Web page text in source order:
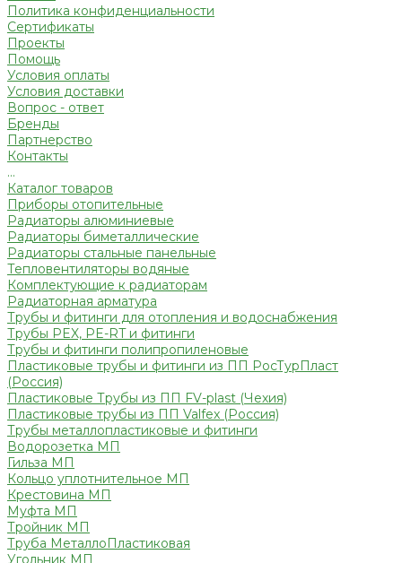
Политика конфиденциальности
Сертификаты
Проекты
Помощь
Условия оплаты
Условия доставки
Вопрос - ответ
Бренды
Партнерство
Контакты
...
Каталог товаров
Приборы отопительные
Радиаторы алюминиевые
Радиаторы биметаллические
Радиаторы стальные панельные
Тепловентиляторы водяные
Комплектующие к радиаторам
Радиаторная арматура
Трубы и фитинги для отопления и водоснабжения
Трубы PEX, PE-RT и фитинги
Трубы и фитинги полипропиленовые
Пластиковые трубы и фитинги из ПП РосТурПласт
(Россия)
Пластиковые Трубы из ПП FV-plast (Чехия)
Пластиковые трубы из ПП Valfex (Россия)
Трубы металлопластиковые и фитинги
Водорозетка МП
Гильза МП
Кольцо уплотнительное МП
Крестовина МП
Муфта МП
Тройник МП
Труба МеталлоПластиковая
Угольник МП